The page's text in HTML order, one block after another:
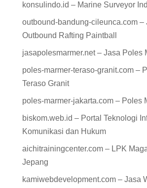
konsulindo.id – Marine Surveyor
outbound-bandung-cileunca.com –
Outbound Rafting Paintball
jasapolesmarmer.net – Jasa Poles
poles-marmer-teraso-granit.com –
Teraso Granit
poles-marmer-jakarta.com – Poles
biskom.web.id – Portal Teknologi
Komunikasi dan Hukum
aichitrainingcenter.com – LPK
Jepang
kamiwebdevelopment.com – Jasa